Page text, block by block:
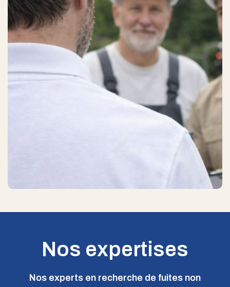
Nos expertises
Nos experts en recherche de fuites non